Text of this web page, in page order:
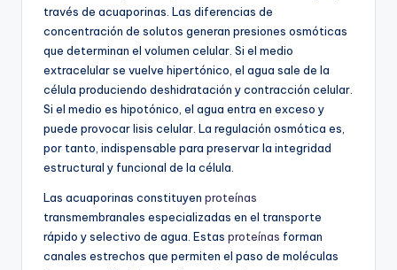
través de acuaporinas. Las diferencias de
concentración de solutos generan presiones osmóticas
que determinan el volumen celular. Si el medio
extracelular se vuelve hipertónico, el agua sale de la
célula produciendo deshidratación y contracción celular.
Si el medio es hipotónico, el agua entra en exceso y
puede provocar lisis celular. La regulación osmótica es,
por tanto, indispensable para preservar la integridad
estructural y funcional de la célula.
Las acuaporinas constituyen proteínas
transmembranales especializadas en el transporte
rápido y selectivo de agua. Estas proteínas forman
canales estrechos que permiten el paso de moléculas